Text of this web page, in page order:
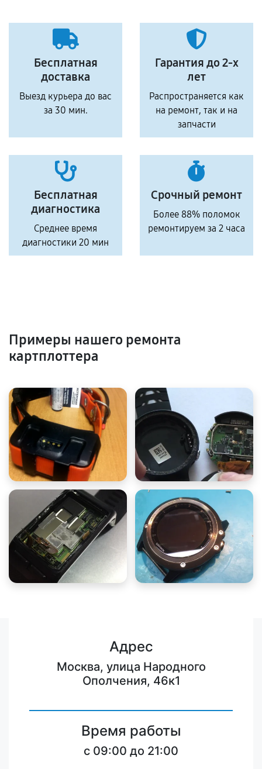
Бесплатная
доставка
Выезд курьера до вас
за 30 мин.
Гарантия до 2-х
лет
Распространяется как
на ремонт, так и на
запчасти
Бесплатная
диагностика
Среднее время
диагностики 20 мин
Срочный ремонт
Более 88% поломок
ремонтируем за 2 часа
Примеры нашего ремонта
картплоттера
Адрес
Москва, улица Народного
Ополчения, 46к1
Время работы
c 09:00 до 21:00